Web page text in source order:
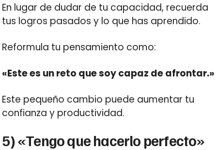
En lugar de dudar de tu capacidad, recuerda
tus logros pasados y lo que has aprendido.
Reformula tu pensamiento como:
«Este es un reto que soy capaz de afrontar.»
Este pequeño cambio puede aumentar tu
confianza y productividad.
5) «Tengo que hacerlo perfecto»